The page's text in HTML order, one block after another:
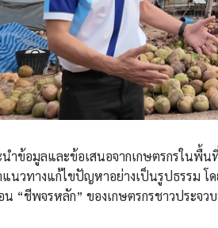
นำข้อมูลและข้อเสนอจากเกษตรกรในพื้
แนวทางแก้ไขปัญหาอย่างเป็นรูปธรรม
“ชีพจรหลัก” ของเกษตรกรชาวประจว